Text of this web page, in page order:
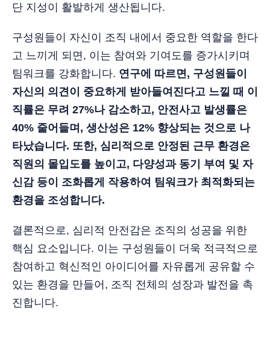
단 지성이 활발하게 생산됩니다.
구성원들이 자신이 조직 내에서 중요한 역할을 한다
고 느끼게 되면, 이는 참여와 기여도를 증가시키며
팀워크를 강화합니다. 연구에 따르면, 구성원들이
자신의 의견이 중요하게 받아들여진다고 느낄 때 이
직률은 무려 27%나 감소하고, 안전사고 발생률은
40% 줄어들며, 생산성은 12% 향상되는 것으로 나
타났습니다. 또한, 심리적으로 안정된 근무 환경은
직원의 몰입도를 높이고, 다양성과 동기 부여 및 자
신감 등이 조화롭게 작용하여 팀워크가 최적화되는
환경을 조성합니다.
결론적으로, 심리적 안전감은 조직의 성공을 위한
핵심 요소입니다. 이는 구성원들이 더욱 적극적으로
참여하고 혁신적인 아이디어를 자유롭게 공유할 수
있는 환경을 만들어, 조직 전체의 성장과 발전을 촉
진합니다.